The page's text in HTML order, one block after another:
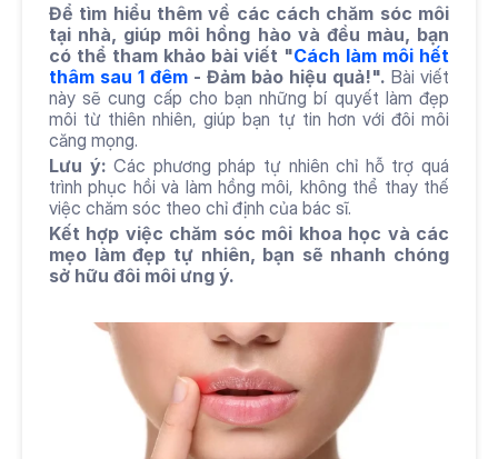
Để tìm hiểu thêm về các cách chăm sóc môi
tại nhà, giúp môi hồng hào và đều màu, bạn
có thể tham khảo bài viết "Cách làm môi hết
thâm sau 1 đêm - Đảm bảo hiệu quả!". Bài viết
này sẽ cung cấp cho bạn những bí quyết làm đẹp
môi từ thiên nhiên, giúp bạn tự tin hơn với đôi môi
căng mọng.
Lưu ý: Các phương pháp tự nhiên chỉ hỗ trợ quá
trình phục hồi và làm hồng môi, không thể thay thế
việc chăm sóc theo chỉ định của bác sĩ.
Kết hợp việc chăm sóc môi khoa học và các
mẹo làm đẹp tự nhiên, bạn sẽ nhanh chóng
sở hữu đôi môi ưng ý.